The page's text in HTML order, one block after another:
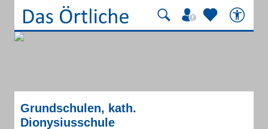
Grundschulen, kath.
Dionysiusschule